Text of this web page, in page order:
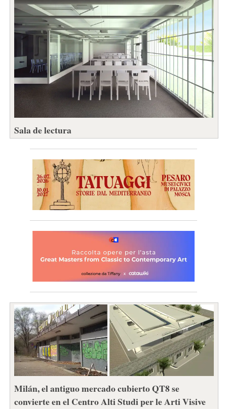
Sala de lectura
Milán, el antiguo mercado cubierto QT8 se
convierte en el Centro Alti Studi per le Arti Visive